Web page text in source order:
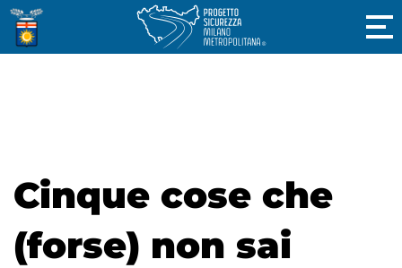
Cinque cose che
(forse) non sai